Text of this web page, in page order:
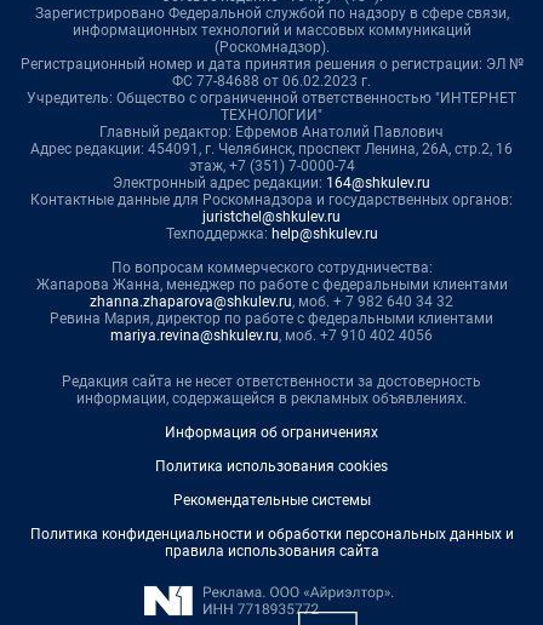
Зарегистрировано Федеральной службой по надзору в сфере связи,
информационных технологий и массовых коммуникаций
(Роскомнадзор).
Регистрационный номер и дата принятия решения о регистрации: ЭЛ №
ФС 77-84688 от 06.02.2023 г.
Учредитель: Общество с ограниченной ответственностью "ИНТЕРНЕТ
ТЕХНОЛОГИИ"
Главный редактор: Ефремов Анатолий Павлович
Адрес редакции: 454091, г. Челябинск, проспект Ленина, 26А, стр.2, 16
этаж, +7 (351) 7-0000-74
Электронный адрес редакции: 164@shkulev.ru
Контактные данные для Роскомнадзора и государственных органов:
juristchel@shkulev.ru
Техподдержка: help@shkulev.ru
По вопросам коммерческого сотрудничества:
Жапарова Жанна, менеджер по работе с федеральными клиентами
zhanna.zhaparova@shkulev.ru, моб. + 7 982 640 34 32
Ревина Мария, директор по работе с федеральными клиентами
mariya.revina@shkulev.ru, моб. +7 910 402 4056
Редакция сайта не несет ответственности за достоверность
информации, содержащейся в рекламных объявлениях.
Информация об ограничениях
Политика использования cookies
Рекомендательные системы
Политика конфиденциальности и обработки персональных данных и
правила использования сайта